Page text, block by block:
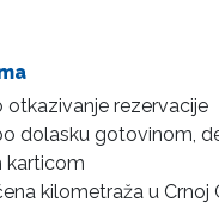
otkazivanje rezervacije
dolasku gotovinom,
karticom
kilometraža u Crnoj